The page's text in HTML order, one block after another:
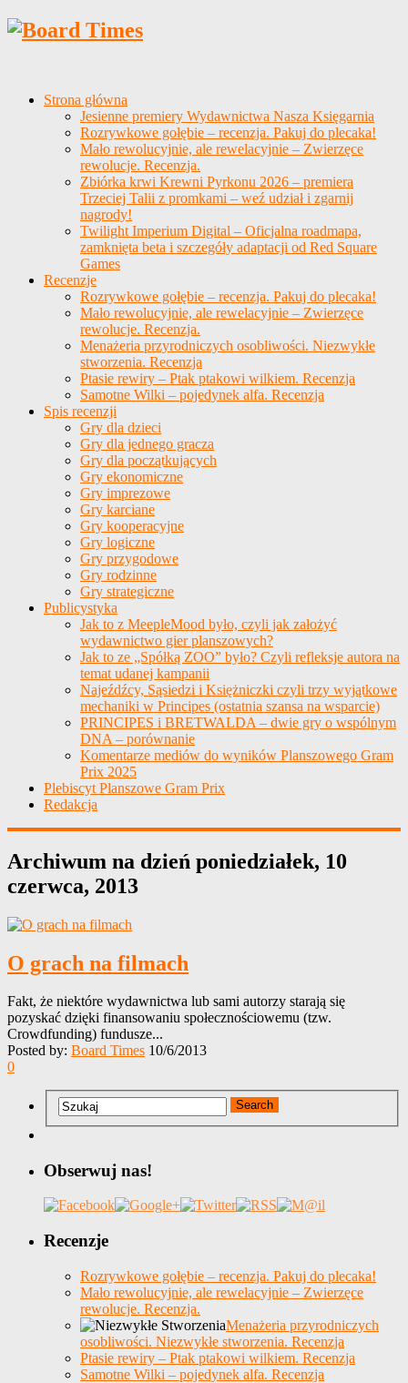
Strona główna
Jesienne premiery Wydawnictwa Nasza Księgarnia
Rozrywkowe gołębie – recenzja. Pakuj do plecaka!
Mało rewolucyjnie, ale rewelacyjnie – Zwierzęce
rewolucje. Recenzja.
Zbiórka krwi Krewni Pyrkonu 2026 – premiera
Trzeciej Talii z promkami – weź udział i zgarnij
nagrody!
Twilight Imperium Digital – Oficjalna roadmapa,
zamknięta beta i szczegóły adaptacji od Red Square
Games
Recenzje
Rozrywkowe gołębie – recenzja. Pakuj do plecaka!
Mało rewolucyjnie, ale rewelacyjnie – Zwierzęce
rewolucje. Recenzja.
Menażeria przyrodniczych osobliwości. Niezwykłe
stworzenia. Recenzja
Ptasie rewiry – Ptak ptakowi wilkiem. Recenzja
Samotne Wilki – pojedynek alfa. Recenzja
Spis recenzji
Gry dla dzieci
Gry dla jednego gracza
Gry dla początkujących
Gry ekonomiczne
Gry imprezowe
Gry karciane
Gry kooperacyjne
Gry logiczne
Gry przygodowe
Gry rodzinne
Gry strategiczne
Publicystyka
Jak to z MeepleMood było, czyli jak założyć
wydawnictwo gier planszowych?
Jak to ze „Spółką ZOO” było? Czyli refleksje autora na
temat udanej kampanii
Najeźdźcy, Sąsiedzi i Księżniczki czyli trzy wyjątkowe
mechaniki w Principes (ostatnia szansa na wsparcie)
PRINCIPES i BRETWALDA – dwie gry o wspólnym
DNA – porównanie
Komentarze mediów do wyników Planszowego Gram
Prix 2025
Plebiscyt Planszowe Gram Prix
Redakcja
Archiwum na dzień poniedziałek, 10
czerwca, 2013
O grach na filmach
Fakt, że niektóre wydawnictwa lub sami autorzy starają się
pozyskać dzięki finansowaniu społecznościowemu (tzw.
Crowdfunding) fundusze...
Posted by: Board Times 10/6/2013
0
Obserwuj nas!
Recenzje
Rozrywkowe gołębie – recenzja. Pakuj do plecaka!
Mało rewolucyjnie, ale rewelacyjnie – Zwierzęce
rewolucje. Recenzja.
Menażeria przyrodniczych
osobliwości. Niezwykłe stworzenia. Recenzja
Ptasie rewiry – Ptak ptakowi wilkiem. Recenzja
Samotne Wilki – pojedynek alfa. Recenzja